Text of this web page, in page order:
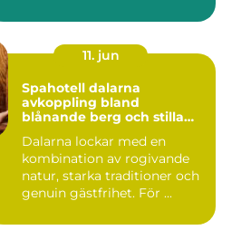
11. jun
Spahotell dalarna
avkoppling bland
blånande berg och stilla
Dalarna lockar med en
kombination av rogivande
natur, starka traditioner och
genuin gästfrihet. För ...